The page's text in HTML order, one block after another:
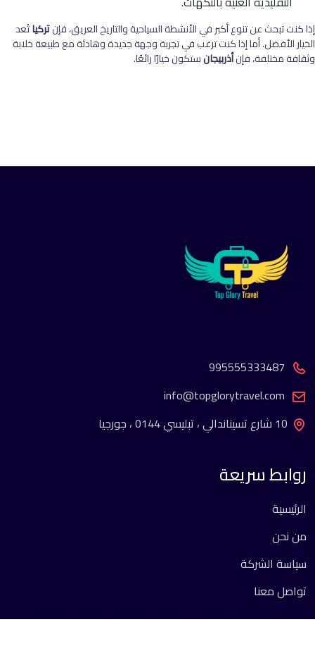
إذا كنت تبحث عن تنوع أكبر في الأنشطة السياحية والتاريخ العريق، فإنتركياتُعد
الخيار الأفضل. أما إذا كنت ترغب في تجربة وجهة جديدة وهادئة مع طبيعة خلابة
وثقافة مختلفة، فإنأذربيجانستكون خيارًا رائعًا.
995555333487
info@topglorytravel.com
10 شارع تسيناندالي ، تبليسي 0144 ، جورجيا
روابط سريعة
الرئيسية
من نحن
سياسة الشركة
تواصل معنا